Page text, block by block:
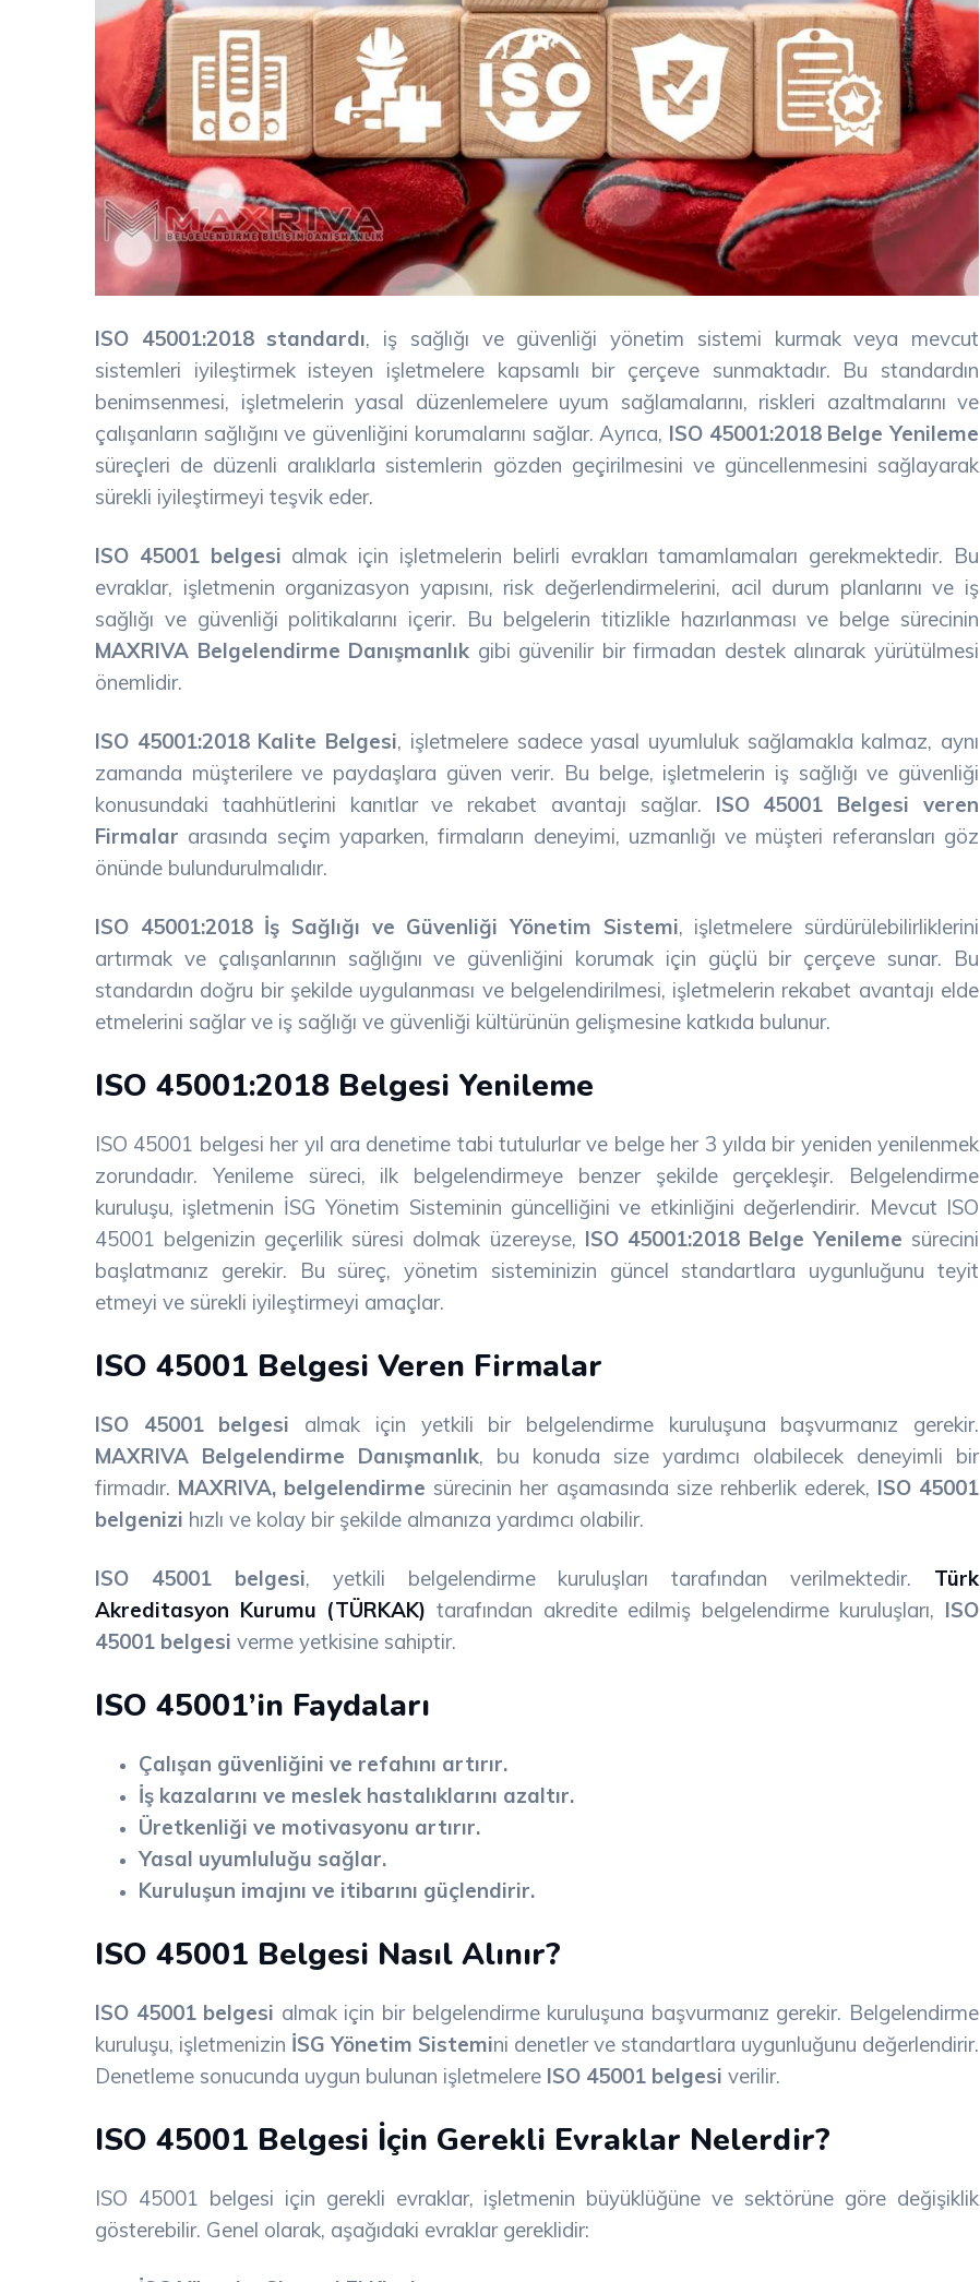
ISO 45001:2018 standardı, iş sağlığı ve güvenliği yönetim sistemi kurmak veya mevcut
sistemleri iyileştirmek isteyen işletmelere kapsamlı bir çerçeve sunmaktadır. Bu standardın
benimsenmesi, işletmelerin yasal düzenlemelere uyum sağlamalarını, riskleri azaltmalarını ve
çalışanların sağlığını ve güvenliğini korumalarını sağlar. Ayrıca, ISO 45001:2018 Belge Yenileme
süreçleri de düzenli aralıklarla sistemlerin gözden geçirilmesini ve güncellenmesini sağlayarak
sürekli iyileştirmeyi teşvik eder.
ISO 45001 belgesi almak için işletmelerin belirli evrakları tamamlamaları gerekmektedir. Bu
evraklar, işletmenin organizasyon yapısını, risk değerlendirmelerini, acil durum planlarını ve iş
sağlığı ve güvenliği politikalarını içerir. Bu belgelerin titizlikle hazırlanması ve belge sürecinin
MAXRIVA Belgelendirme Danışmanlık gibi güvenilir bir firmadan destek alınarak yürütülmesi
önemlidir.
ISO 45001:2018 Kalite Belgesi, işletmelere sadece yasal uyumluluk sağlamakla kalmaz, aynı
zamanda müşterilere ve paydaşlara güven verir. Bu belge, işletmelerin iş sağlığı ve güvenliği
konusundaki taahhütlerini kanıtlar ve rekabet avantajı sağlar. ISO 45001 Belgesi veren
Firmalar arasında seçim yaparken, firmaların deneyimi, uzmanlığı ve müşteri referansları göz
önünde bulundurulmalıdır.
ISO 45001:2018 İş Sağlığı ve Güvenliği Yönetim Sistemi, işletmelere sürdürülebilirliklerini
artırmak ve çalışanlarının sağlığını ve güvenliğini korumak için güçlü bir çerçeve sunar. Bu
standardın doğru bir şekilde uygulanması ve belgelendirilmesi, işletmelerin rekabet avantajı elde
etmelerini sağlar ve iş sağlığı ve güvenliği kültürünün gelişmesine katkıda bulunur.
ISO 45001:2018 Belgesi Yenileme
ISO 45001 belgesi her yıl ara denetime tabi tutulurlar ve belge her 3 yılda bir yeniden yenilenmek
zorundadır. Yenileme süreci, ilk belgelendirmeye benzer şekilde gerçekleşir. Belgelendirme
kuruluşu, işletmenin İSG Yönetim Sisteminin güncelliğini ve etkinliğini değerlendirir. Mevcut ISO
45001 belgenizin geçerlilik süresi dolmak üzereyse, ISO 45001:2018 Belge Yenileme sürecini
başlatmanız gerekir. Bu süreç, yönetim sisteminizin güncel standartlara uygunluğunu teyit
etmeyi ve sürekli iyileştirmeyi amaçlar.
ISO 45001 Belgesi Veren Firmalar
ISO 45001 belgesi almak için yetkili bir belgelendirme kuruluşuna başvurmanız gerekir.
MAXRIVA Belgelendirme Danışmanlık, bu konuda size yardımcı olabilecek deneyimli bir
firmadır. MAXRIVA, belgelendirme sürecinin her aşamasında size rehberlik ederek, ISO 45001
belgenizi hızlı ve kolay bir şekilde almanıza yardımcı olabilir.
ISO 45001 belgesi, yetkili belgelendirme kuruluşları tarafından verilmektedir. Türk
Akreditasyon Kurumu (TÜRKAK) tarafından akredite edilmiş belgelendirme kuruluşları, ISO
45001 belgesi verme yetkisine sahiptir.
ISO 45001’in Faydaları
Çalışan güvenliğini ve refahını artırır.
İş kazalarını ve meslek hastalıklarını azaltır.
Üretkenliği ve motivasyonu artırır.
Yasal uyumluluğu sağlar.
Kuruluşun imajını ve itibarını güçlendirir.
ISO 45001 Belgesi Nasıl Alınır?
ISO 45001 belgesi almak için bir belgelendirme kuruluşuna başvurmanız gerekir. Belgelendirme
kuruluşu, işletmenizin İSG Yönetim Sistemini denetler ve standartlara uygunluğunu değerlendirir.
Denetleme sonucunda uygun bulunan işletmelere ISO 45001 belgesi verilir.
ISO 45001 Belgesi İçin Gerekli Evraklar Nelerdir?
ISO 45001 belgesi için gerekli evraklar, işletmenin büyüklüğüne ve sektörüne göre değişiklik
gösterebilir. Genel olarak, aşağıdaki evraklar gereklidir: